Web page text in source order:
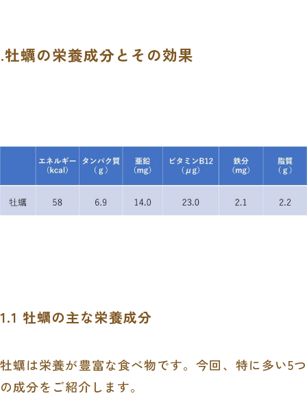
牡蠣の栄養成分とその効果
1.1 牡蠣の主な栄養成分
牡蠣は栄養が豊富な食べ物です。今回、特に多い5つ
の成分をご紹介します。